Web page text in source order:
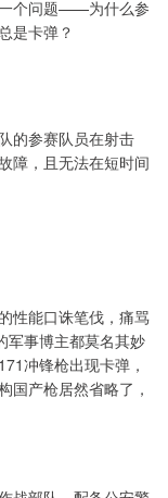
个问题——为什么参
是卡弹？
的参赛队员在射击
障，且无法在短时间
性能口诛笔伐，痛骂
军事博主都莫名其妙
冲锋枪出现卡弹，
国产枪居然省略了，